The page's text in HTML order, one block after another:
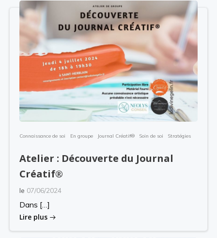
Connaissance de soi En groupe Journal Créatif® Soin de soi Stratégies
Atelier : Découverte du Journal
Créatif®
le 07/06/2024
Dans […]
Lire plus